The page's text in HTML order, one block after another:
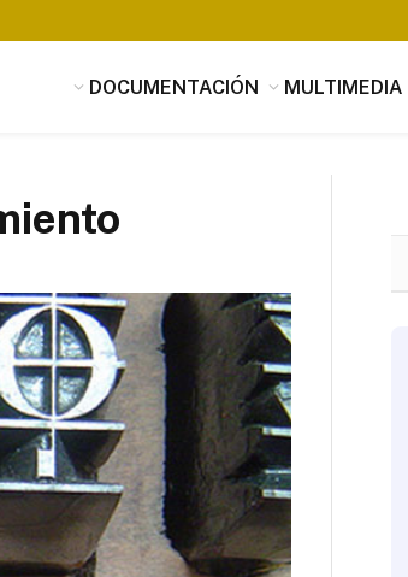
DOCUMENTACIÓN MULTIMEDIA
Tomás Luis de Victoria
Si alguien buscara utilidad, nada es más
útil que la música, que penetrando con
suavidad en los corazones a través del
mensaje de los oídos, parece servir de
provecho, no sólo al alma sino también
al cuerpo.